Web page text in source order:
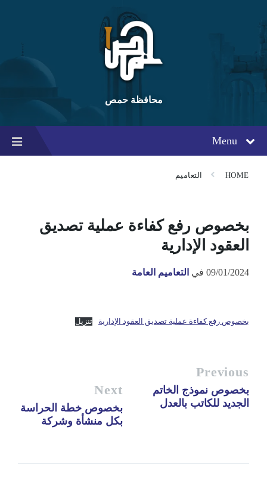
content
main
navigation
footer
محافظة حمص
Menu
HOME التعاميم
بخصوص رفع كفاءة عملية تصديق
العقود الإدارية
09/01/2024 في التعاميم العامة
بخصوص رفع كفاءة عملية تصديق العقود الإدارية تنزيل
Previous
بخصوص نموذج الخاتم
الجديد للكاتب بالعدل
Next
بخصوص خطة الحراسة
بكل منشأة وشركة